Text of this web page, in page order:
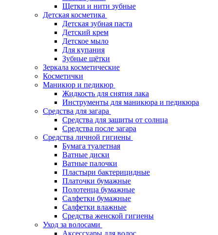
Щетки и нити зубные
Детская косметика
Детская зубная паста
Детский крем
Детское мыло
Для купания
Зубные щётки
Зеркала косметические
Косметички
Маникюр и педикюр
Жидкость для снятия лака
Инструменты для маникюра и педикюра
Средства для загара
Средства для защиты от солнца
Средства после загара
Средства личной гигиены
Бумага туалетная
Ватные диски
Ватные палочки
Пластыри бактерицидные
Платочки бумажные
Полотенца бумажные
Салфетки бумажные
Салфетки влажные
Средства женской гигиены
Уход за волосами
Аксессуары для волос